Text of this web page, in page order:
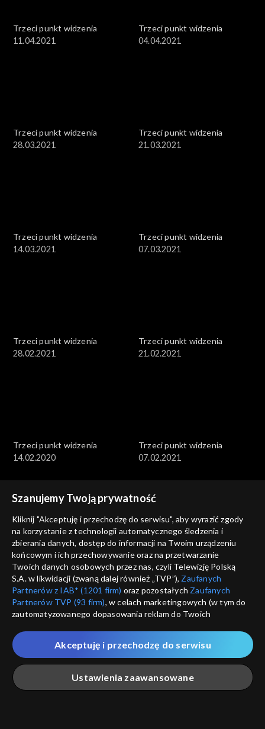
Trzeci punkt widzenia
11.04.2021
Trzeci punkt widzenia
04.04.2021
Trzeci punkt widzenia
28.03.2021
Trzeci punkt widzenia
21.03.2021
Trzeci punkt widzenia
14.03.2021
Trzeci punkt widzenia
07.03.2021
Trzeci punkt widzenia
28.02.2021
Trzeci punkt widzenia
21.02.2021
Trzeci punkt widzenia
14.02.2020
Trzeci punkt widzenia
07.02.2021
Trzeci punkt widzenia
31.01.2021
Trzeci punkt widzenia
24.01.2021
Trzeci punkt widzenia
17.01.2021
Trzeci punkt widzenia
10.01.2021
Szanujemy Twoją prywatność
Kliknij "Akceptuję i przechodzę do serwisu", aby wyrazić zgody
na korzystanie z technologii automatycznego śledzenia i
zbierania danych, dostęp do informacji na Twoim urządzeniu
końcowym i ich przechowywanie oraz na przetwarzanie
Twoich danych osobowych przez nas, czyli Telewizję Polską
S.A. w likwidacji (zwaną dalej również „TVP”), Zaufanych
Partnerów z IAB* (1201 firm) oraz pozostałych Zaufanych
Partnerów TVP (93 firm), w celach marketingowych (w tym do
zautomatyzowanego dopasowania reklam do Twoich
które wskazujemy poniżej, a także zgody na udostępnianie
przez nas identyfikatora PPID do Google.
Twoje dane osobowe zbierane podczas odwiedzania przez
Ciebie naszych
poszczególnych serwisówzwanych dalej
„Portalem”, w tym informacje zapisywane za pomocą
Ustawienia zaawansowane
Akceptuję i przechodzę do serwisu